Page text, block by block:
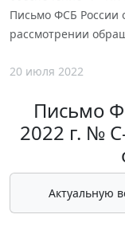
Письмо ФСБ России
рассмотрении
20 июля 2022
Письмо
2022 г. №
Актуальную